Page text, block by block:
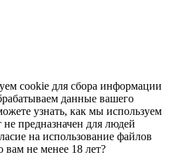
cookie для сбора информации
данные вашего
узнать, как мы используем
предназначен для людей
на использование файлов
вам не менее 18 лет?